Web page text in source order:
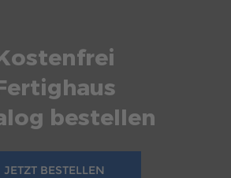
bestellen
JETZT BESTELLEN